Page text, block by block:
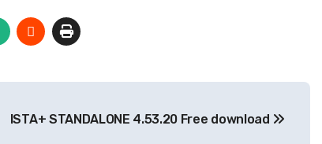
ISTA+ STANDALONE 4.53.20 Free download